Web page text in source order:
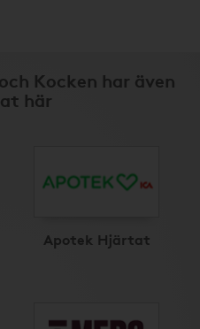
Kocken har även
här
Apotek Hjärtat